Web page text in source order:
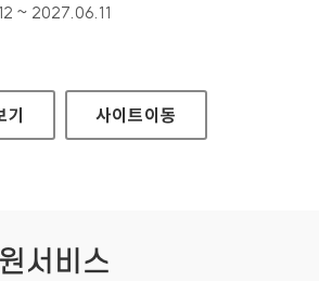
~ 2027.06.11
료기관 진료기록보관시스템
사이트이동
서비스